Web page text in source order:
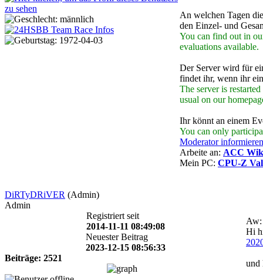
An welchen Tagen
den Einzel- und
You can find out in
evaluations available.
Der Server wird für
findet ihr, wenn ihr
The server is
usual on our
Ihr könnt an einem
You can only
Moderator informieren
Arbeite an: ACC
Mein PC: CPU-Z
DiRTyDRiVER (Admin)
Admin
Registriert seit
2014-11-11 08:49:08
Neuester Beitrag
2023-12-15 08:56:33
Beiträge: 2521
Aw:
Hi
und